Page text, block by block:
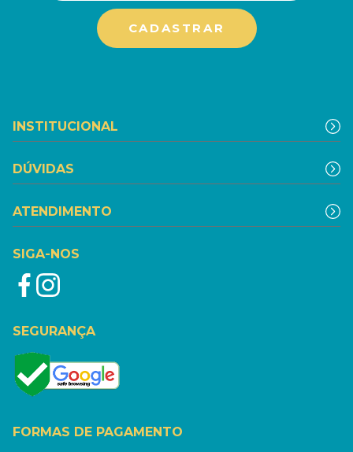
INSTITUCIONAL
DÚVIDAS
ATENDIMENTO
SIGA-NOS
SEGURANÇA
FORMAS DE PAGAMENTO